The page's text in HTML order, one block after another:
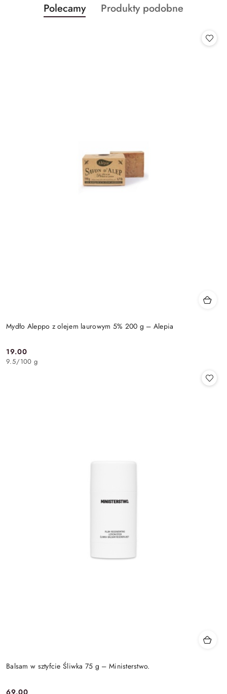
Pomiń karuzelę produktów
Produkty
o
Polecamy
Produkty
Produkty podobne
Mydło Aleppo z olejem laurowym 5% 200 g – Alepia
Cena:
19.00
9.5/100 g
Balsam w sztyfcie Śliwka 75 g – Ministerstwo.
69.00